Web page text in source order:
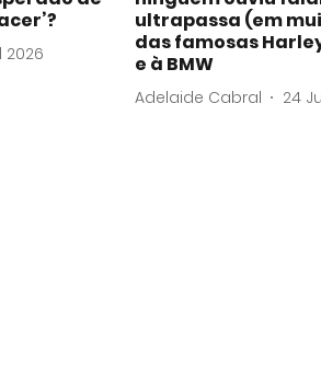
2026
ultrapassa (em
das famosas
e à BMW
Adelaide Cabral 24